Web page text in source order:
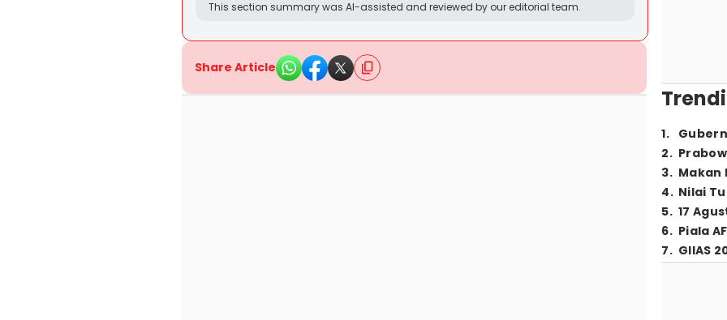
This section summary was AI-assisted and reviewed by our editorial team.
Share Article
1.
2.
3. Makan
4. Nilai
5. 17
6. Piala
7. GIIAS